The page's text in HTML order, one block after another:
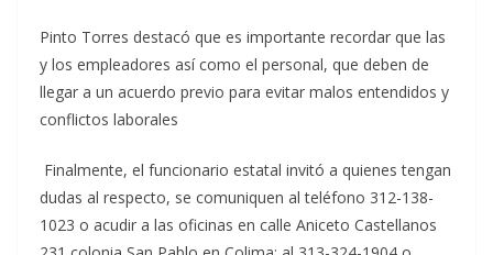
Pinto Torres destacó que es importante recordar que las
y los empleadores así como el personal, que deben de
llegar a un acuerdo previo para evitar malos entendidos y
conflictos laborales
Finalmente, el funcionario estatal invitó a quienes tengan
dudas al respecto, se comuniquen al teléfono 312-138-
1023 o acudir a las oficinas en calle Aniceto Castellanos